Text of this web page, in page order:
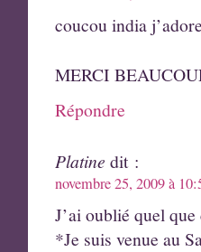
coucou india
MERCI
Répondre
Platine dit :
novembre 25, 2009 à
J’ai oublié quel
*Je suis venue au